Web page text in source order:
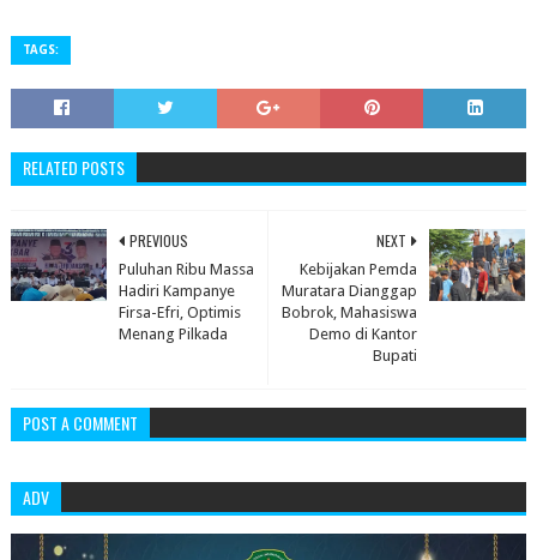
TAGS:
RELATED POSTS
NEXT
Kebijakan Pemda
Muratara Dianggap
Bobrok, Mahasiswa
Demo di Kantor
Bupati
PREVIOUS
Puluhan Ribu Massa
Hadiri Kampanye
Firsa-Efri, Optimis
Menang Pilkada
POST A COMMENT
ADV